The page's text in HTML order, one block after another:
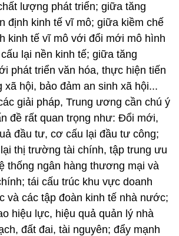
lượng phát triển; giữa tăng
định kinh tế vĩ mô; giữa kiềm chế
kinh tế vĩ mô với đổi mới mô hình
lại nền kinh tế; giữa tăng
phát triển văn hóa, thực hiện tiến
xã hội, bảo đảm an sinh xã hội...
giải pháp, Trung ương cần chú ý
đề rất quan trọng như: Đổi mới,
đầu tư, cơ cấu lại đầu tư công;
thị trường tài chính, tập trung ưu
thống ngân hàng thương mại và
tái cấu trúc khu vực doanh
và các tập đoàn kinh tế nhà nước;
hiệu lực, hiệu quả quản lý nhà
đất đai, tài nguyên; đẩy mạnh